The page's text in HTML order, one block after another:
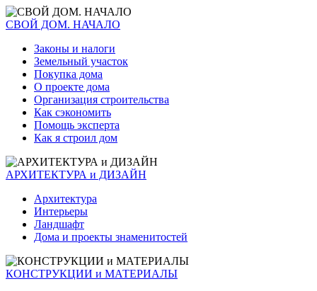
СВОЙ ДОМ. НАЧАЛО
Законы и налоги
Земельный участок
Покупка дома
О проекте дома
Организация строительства
Как сэкономить
Помощь эксперта
Как я строил дом
АРХИТЕКТУРА и ДИЗАЙН
Архитектура
Интерьеры
Ландшафт
Дома и проекты знаменитостей
КОНСТРУКЦИИ и МАТЕРИАЛЫ